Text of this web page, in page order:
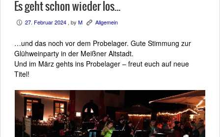
Es geht schon wieder los…
P 27. Februar 2024 , by M K Allgemein
…und das noch vor dem Probelager. Gute Stimmung zur
Glühweinparty in der Meißner Altstadt.
Und im März gehts ins Probelager – freut euch auf neue
Titel!